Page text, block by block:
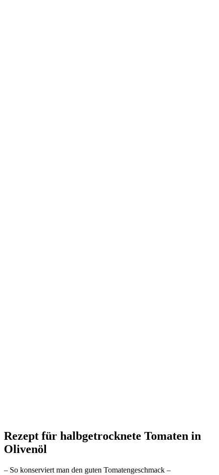
Rezept für halbgetrocknete Tomaten in
Olivenöl
– So konserviert man den guten Tomatengeschmack –